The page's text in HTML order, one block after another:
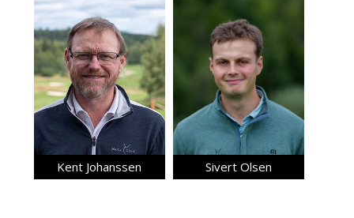
Kent Johanssen Sivert Olsen